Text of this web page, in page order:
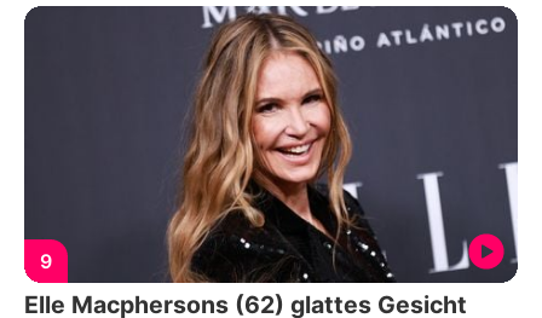
9
Elle Macphersons (62) glattes Gesicht